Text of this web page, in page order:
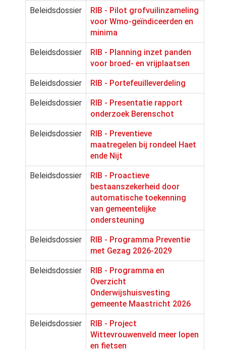
Beleidsdossier
RIB - Pilot grofvuilinzameling
voor Wmo-geïndiceerden en
minima
Beleidsdossier
RIB - Planning inzet panden
voor broed- en vrijplaatsen
Beleidsdossier RIB - Portefeuilleverdeling
Beleidsdossier
RIB - Presentatie rapport
onderzoek Berenschot
Beleidsdossier
RIB - Preventieve
maatregelen bij rondeel Haet
ende Nijt
Beleidsdossier
RIB - Proactieve
bestaanszekerheid door
automatische toekenning
van gemeentelijke
ondersteuning
Beleidsdossier
RIB - Programma Preventie
met Gezag 2026-2029
Beleidsdossier
RIB - Programma en
Overzicht
Onderwijshuisvesting
gemeente Maastricht 2026
Beleidsdossier
RIB - Project
Wittevrouwenveld meer lopen
en fietsen